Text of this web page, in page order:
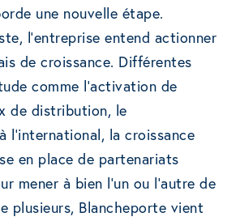
une nouvelle étape.
l’entreprise entend actionner
de croissance. Différentes
comme l’activation de
de distribution, le
l’international, la croissance
en place de partenariats
mener à bien l’un ou l’autre de
plusieurs, Blancheporte vient